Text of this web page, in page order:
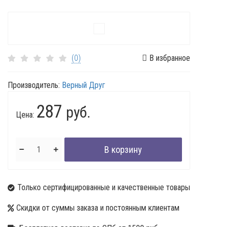
(0) В избранное
Производитель: Верный Друг
Цена: 287 руб.
Только сертифицированные и качественные товары
Скидки от суммы заказа и постоянным клиентам